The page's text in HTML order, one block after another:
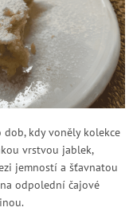
kdy voněly kolekce
vrstvou jablek,
jemností a šťavnatou
odpolední čajové